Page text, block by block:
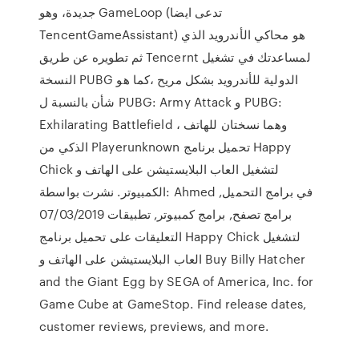
جديدة، وهو GameLoop (تدعى ايضا
TencentGameAssistant) هو محاكي الأندرويد الذي
ثم تطويره عن طريق Tencernt لمساعدتك في تشغيل
النسخة PUBG الدولية للأندرويد بشكل مريح ،كما هو
شأن بالنسبة ل PUBG: Army Attack و PUBG:
Exhilarating Battlefield ، وهما نسختان للهاتف
الذكي من Playerunknown تحميل برنامج Happy
Chick لتشغيل العاب البلايستيشن على الهاتف و
الكمبيوتر. نشرت بواسطة: Ahmed في برامج التحميل,
برامج تصفح, برامج كمبيوتر, تطبيقات 07/03/2019
التعليقات على تحميل برنامج Happy Chick لتشغيل
العاب البلايستيشن على الهاتف و Buy Billy Hatcher
and the Giant Egg by SEGA of America, Inc. for
Game Cube at GameStop. Find release dates,
customer reviews, previews, and more.